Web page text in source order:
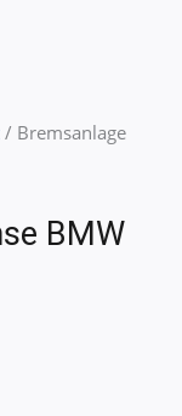
/ Bremsanlage
BMW